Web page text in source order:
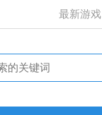
最新游戏